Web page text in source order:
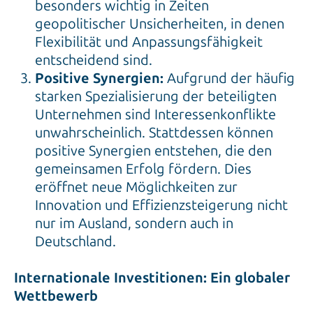
besonders wichtig in Zeiten
geopolitischer Unsicherheiten, in denen
Flexibilität und Anpassungsfähigkeit
entscheidend sind.
Positive Synergien: Aufgrund der häufig
starken Spezialisierung der beteiligten
Unternehmen sind Interessenkonflikte
unwahrscheinlich. Stattdessen können
positive Synergien entstehen, die den
gemeinsamen Erfolg fördern. Dies
eröffnet neue Möglichkeiten zur
Innovation und Effizienz­steigerung nicht
nur im Ausland, sondern auch in
Deutschland.
Internationale Investitionen: Ein globaler
Wettbewerb